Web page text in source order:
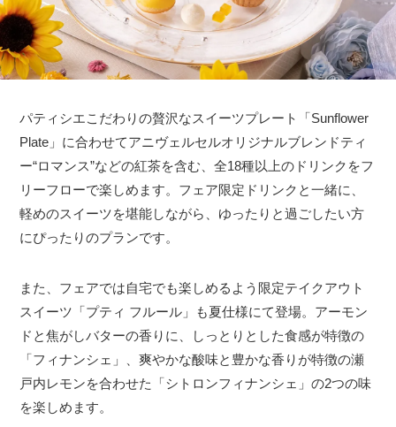
パティシエこだわりの贅沢なスイーツプレート「Sunflower
Plate」に合わせてアニヴェルセルオリジナルブレンドティ
ー“ロマンス”などの紅茶を含む、全18種以上のドリンクをフ
リーフローで楽しめます。フェア限定ドリンクと一緒に、
軽めのスイーツを堪能しながら、ゆったりと過ごしたい方
にぴったりのプランです。
また、フェアでは自宅でも楽しめるよう限定テイクアウト
スイーツ「プティ フルール」も夏仕様にて登場。アーモン
ドと焦がしバターの香りに、しっとりとした食感が特徴の
「フィナンシェ」、爽やかな酸味と豊かな香りが特徴の瀬
戸内レモンを合わせた「シトロンフィナンシェ」の2つの味
を楽しめます。